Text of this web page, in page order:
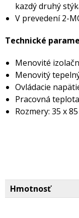
kazdý druhý
V prevedení 2-
Technické
Menovité
Menovitý
Ovládacie
Pracovná
Rozmery: 35 x
Hmotnosť